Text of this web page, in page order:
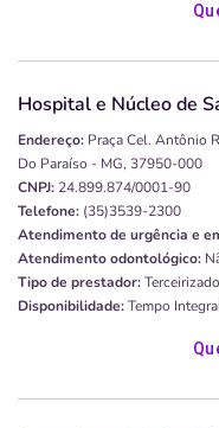
Hospital e Núcleo de
Endereço: Praça Cel. Antônio
Do Paraíso - MG, 37950-000
CNPJ: 24.899.874/0001-90
Telefone: (35)3539-2300
Atendimento de urgência e
Atendimento odontológico:
Tipo de prestador:Terceirizado
Disponibilidade:Tempo